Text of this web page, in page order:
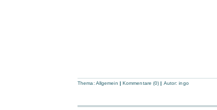
Thema: Allgemein | Kommentare (0) | Autor:ingo